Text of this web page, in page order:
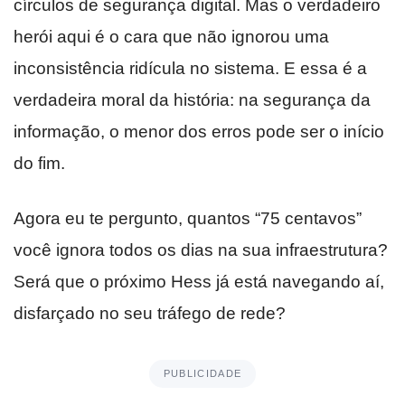
círculos de segurança digital. Mas o verdadeiro
herói aqui é o cara que não ignorou uma
inconsistência ridícula no sistema. E essa é a
verdadeira moral da história: na segurança da
informação, o menor dos erros pode ser o início
do fim.
Agora eu te pergunto, quantos “75 centavos”
você ignora todos os dias na sua infraestrutura?
Será que o próximo Hess já está navegando aí,
disfarçado no seu tráfego de rede?
PUBLICIDADE